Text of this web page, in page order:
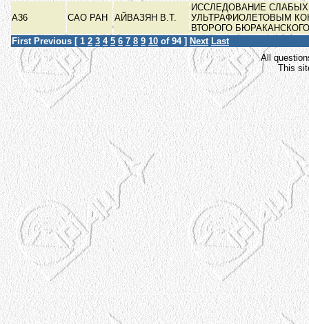
А36 САО РАН АЙВАЗЯН В.Т.
ИССЛЕДОВАНИЕ СЛАБЫХ
УЛЬТРАФИОЛЕТОВЫМ
ВТОРОГО
First Previous [ 1 2 3 4 5 6 7 8 9 10 of 94 ] Next Last
All
This